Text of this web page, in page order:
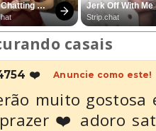
casais
❤️ Anuncie como este!
muito gostosa
❤️ adoro